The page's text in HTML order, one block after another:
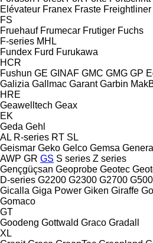
Elévateur Franex Fraste Freightliner
FS
Fruehauf Frumecar Frutiger Fuchs
F-series MHL
Fundex Furd Furukawa
HCR
Fushun GE GINAF GMC GMG GP
Galizia Gallmac Garant Garbin
HRE
Geawelltech Geax
EK
Geda Gehl
AL R-series RT SL
Geismar Geko Gelco Gemsa
AWP GR GS S series Z series
Gençgüçsan Geoprobe Geotec
D-series G2200 G2300 G2700
Gicalla Giga Power Giken Giraffe
Gomaco
GT
Goodeng Gottwald Graco Gradall
XL